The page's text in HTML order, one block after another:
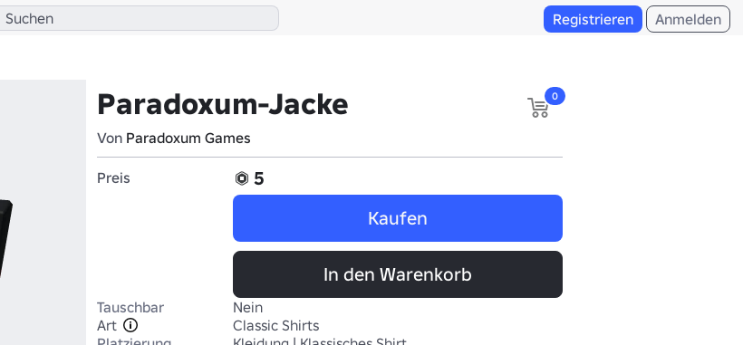
Registrieren Anmelden
Paradoxum-Jacke
Von Paradoxum Games
0
Preis
5
Kaufen
In den Warenkorb
Tauschbar
Nein
Art
Classic Shirts